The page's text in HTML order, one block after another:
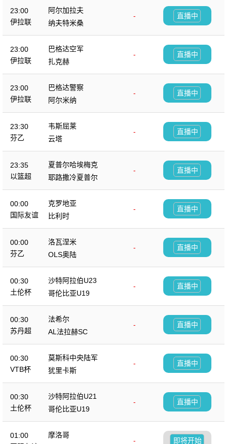
23:00
伊拉联
阿尔加拉夫
-
纳夫特米桑
直播中
23:00
伊拉联
巴格达空军
-
扎克赫
直播中
23:00
伊拉联
巴格达警察
-
阿尔米纳
直播中
23:30
芬乙
韦斯屈莱
-
云塔
直播中
23:35
以篮超
夏普尔哈埃梅克
-
耶路撒冷夏普尔
直播中
00:00
国际友谊
克罗地亚
-
比利时
直播中
00:00
芬乙
洛瓦涅米
-
OLS奥陆
直播中
00:30
土伦杯
沙特阿拉伯U23
-
哥伦比亚U19
直播中
00:30
苏丹超
法希尔
-
AL法拉赫SC
直播中
00:30
VTB杯
莫斯科中央陆军
-
犹里卡斯
直播中
00:30
土伦杯
沙特阿拉伯U21
-
哥伦比亚U19
直播中
01:00
摩洛哥
-
即将开始